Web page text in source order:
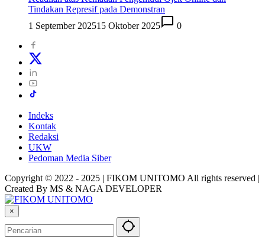
Tindakan Represif pada Demonstran
1 September 202515 Oktober 2025 0
Indeks
Kontak
Redaksi
UKW
Pedoman Media Siber
Copyright © 2022 - 2025 | FIKOM UNITOMO All rights reserved |
Created By MS & NAGA DEVELOPER
×